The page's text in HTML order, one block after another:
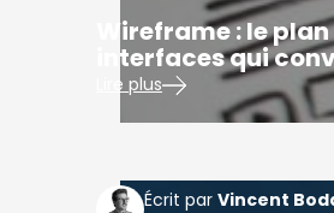
Wireframe : le
interfaces qui
Lire plus
Vincent